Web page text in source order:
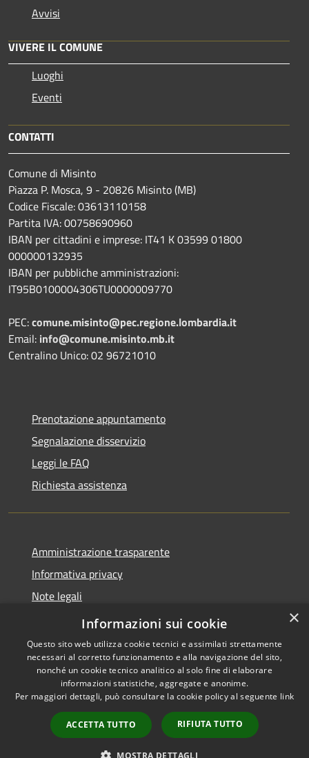
Avvisi
VIVERE IL COMUNE
Luoghi
Eventi
CONTATTI
Comune di Misinto
Piazza P. Mosca, 9 - 20826 Misinto (MB)
Codice Fiscale: 03613110158
Partita IVA: 00758690960
IBAN per cittadini e imprese: IT41 K 03599 01800
000000132935
IBAN per pubbliche amministrazioni:
IT95B0100004306TU0000009770
PEC:comune.misinto@pec.regione.lombardia.it
Email: info@comune.misinto.mb.it
Centralino Unico: 02 96721010
Prenotazione appuntamento
Segnalazione disservizio
Leggi le FAQ
Richiesta assistenza
Amministrazione trasparente
Informativa privacy
Note legali
Dichiarazione di accessibilità
Accessibilità
Copyright © 2026 • Comune di
Misinto • Powered by
Municipium•
Accesso
redazione
×
Informazioni sui cookie
Questo sito web utilizza cookie tecnici e assimilati strettamente
necessari al corretto funzionamento e alla navigazione del sito,
nonché un cookie tecnico analitico al solo fine di elaborare
informazioni statistiche, aggregate e anonime.
Per maggiori dettagli, può consultare la cookie policy al seguente link
ACCETTA TUTTO RIFIUTA TUTTO
MOSTRA DETTAGLI